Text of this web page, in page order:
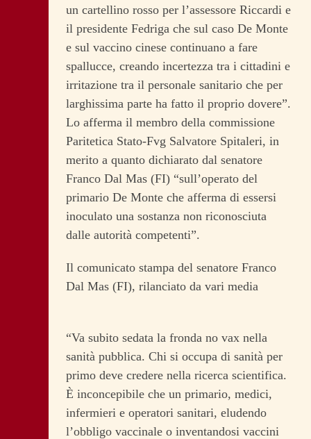
un cartellino rosso per l’assessore Riccardi e
il presidente Fedriga che sul caso De Monte
e sul vaccino cinese continuano a fare
spallucce, creando incertezza tra i cittadini e
irritazione tra il personale sanitario che per
larghissima parte ha fatto il proprio dovere”.
Lo afferma il membro della commissione
Paritetica Stato-Fvg Salvatore Spitaleri, in
merito a quanto dichiarato dal senatore
Franco Dal Mas (FI) “sull’operato del
primario De Monte che afferma di essersi
inoculato una sostanza non riconosciuta
dalle autorità competenti”.
Il comunicato stampa del senatore Franco
Dal Mas (FI), rilanciato da vari media
“Va subito sedata la fronda no vax nella
sanità pubblica. Chi si occupa di sanità per
primo deve credere nella ricerca scientifica.
È inconcepibile che un primario, medici,
infermieri e operatori sanitari, eludendo
l’obbligo vaccinale o inventandosi vaccini